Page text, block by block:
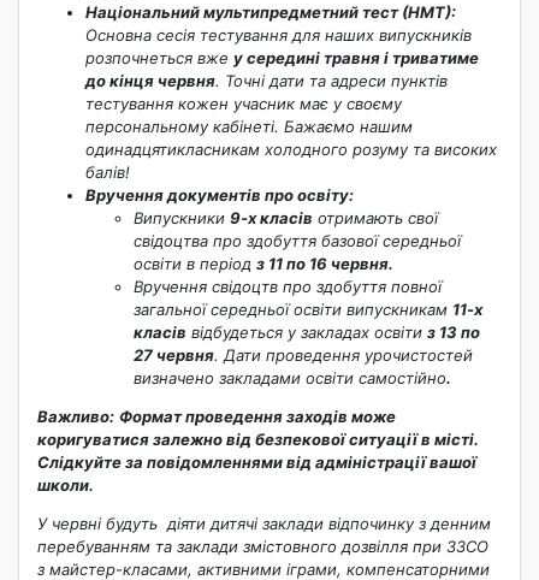
Національний мультипредметний тест (НМТ):
Основна сесія тестування для наших випускників
розпочнеться вже у середині травня і триватиме
до кінця червня. Точні дати та адреси пунктів
тестування кожен учасник має у своєму
персональному кабінеті. Бажаємо нашим
одинадцятикласникам холодного розуму та високих
балів!
Вручення документів про освіту:
Випускники 9-х класів отримають свої
свідоцтва про здобуття базової середньої
освіти в період з 11 по 16 червня.
Вручення свідоцтв про здобуття повної
загальної середньої освіти випускникам 11-х
класів відбудеться у закладах освіти з 13 по
27 червня. Дати проведення урочистостей
визначено закладами освіти самостійно.
Важливо: Формат проведення заходів може
коригуватися залежно від безпекової ситуації в місті.
Слідкуйте за повідомленнями від адміністрації вашої
школи.
У червні будуть діяти дитячі заклади відпочинку з денним
перебуванням та заклади змістовного дозвілля при ЗЗСО
з майстер-класами, активними іграми, компенсаторними